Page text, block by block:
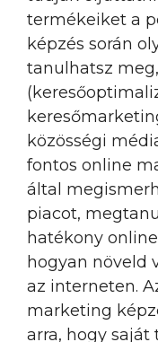
termékeiket a
képzés során
tanulhatsz
közösségi
fontos online
által
piacot,
hatékony
hogyan növeld
az interneten.
marketing
arra, hogy